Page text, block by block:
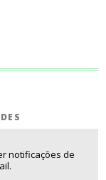
notificações de